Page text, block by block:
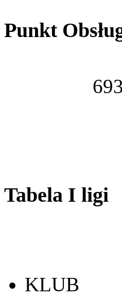
Punkt
Tabela I ligi
KLUB